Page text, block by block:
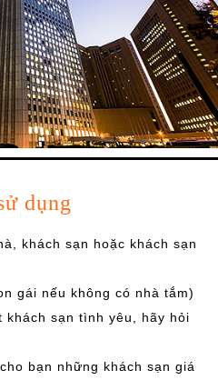
dụng
khách sạn hoặc khách sạn
gái nếu không có nhà tắm)
khách sạn tình yêu, hãy hỏi
bạn những khách sạn giá